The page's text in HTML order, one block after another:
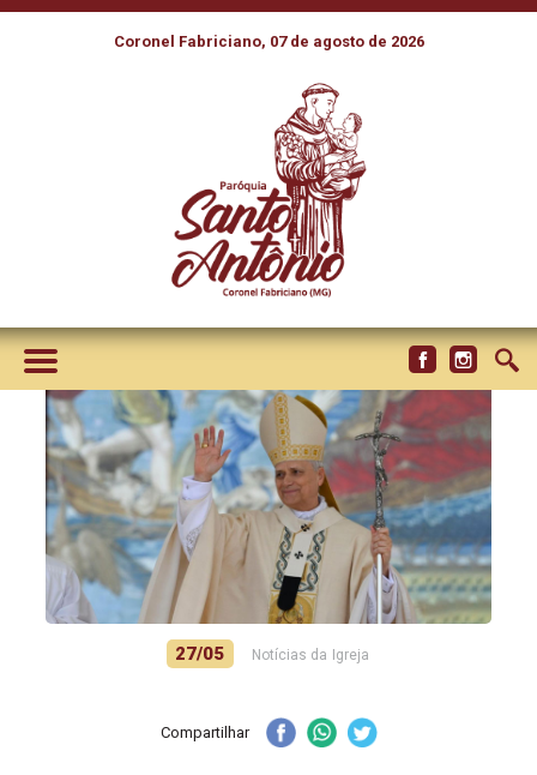
Coronel Fabriciano, 07 de agosto de 2026
PAPA AOS BRASILEIROS:
UNIDOS A MARIA E NA
ORAÇÃO, TRANSMITIR A
ESPERANÇA DO EVANGELHO
27/05 Notícias da Igreja
Compartilhar